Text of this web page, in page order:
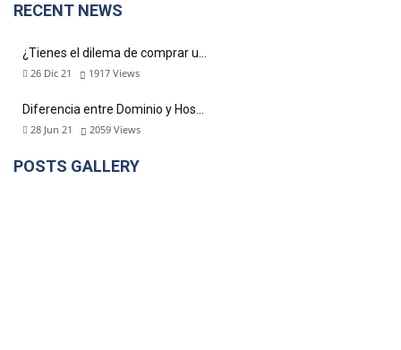
RECENT NEWS
¿Tienes el dilema de comprar u…
26 Dic 21 1917 Views
Diferencia entre Dominio y Hos…
28 Jun 21 2059 Views
POSTS GALLERY